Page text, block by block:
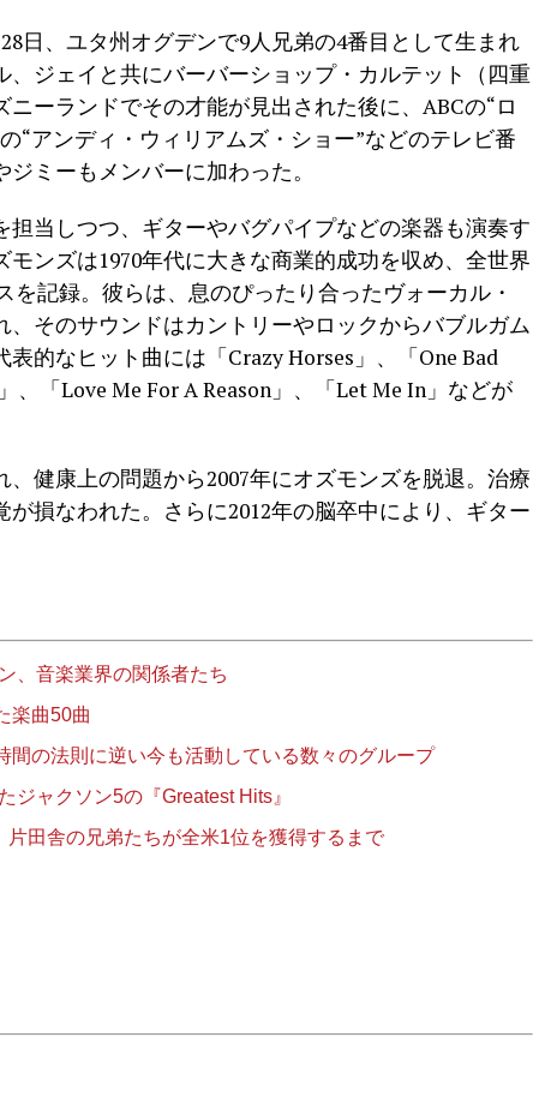
日、ユタ州オグデンで9人兄弟の4番目として生まれ
ジェイと共にバーバーショップ・カルテット（四重
ーランドでその才能が見出された後に、ABCの“ロ
“アンディ・ウィリアムズ・ショー”などのテレビ番
ミーもメンバーに加わった。
当しつつ、ギターやバグパイプなどの楽器も演奏す
ンズは1970年代に大きな商業的成功を収め、全世界
を記録。彼らは、息のぴったり合ったヴォーカル・
そのサウンドはカントリーやロックからバブルガム
的なヒット曲には「Crazy Horses」、「One Bad
、「Love Me For A Reason」、「Let Me In」などが
健康上の問題から2007年にオズモンズを脱退。治療
損なわれた。さらに2012年の脳卒中により、ギター
、音楽業界の関係者たち
楽曲50曲
間の法則に逆い今も活動している数々のグループ
ジャクソン5の『Greatest Hits』
田舎の兄弟たちが全米1位を獲得するまで